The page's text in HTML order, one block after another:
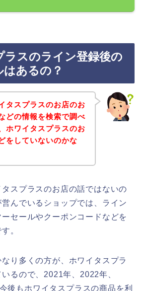
ラスのライン登録後の
あるの？
タスプラスのお店のお
どの情報を検索で調べ
ホワイタスプラスのお
をしていないのかな
スプラスのお店の話ではないの
んでいるショップでは、ライン
セールやクーポンコードなどを
。
り多くの方が、ホワイタスプラ
るので、2021年、2022年、
後もホワイタスプラスの商品を利